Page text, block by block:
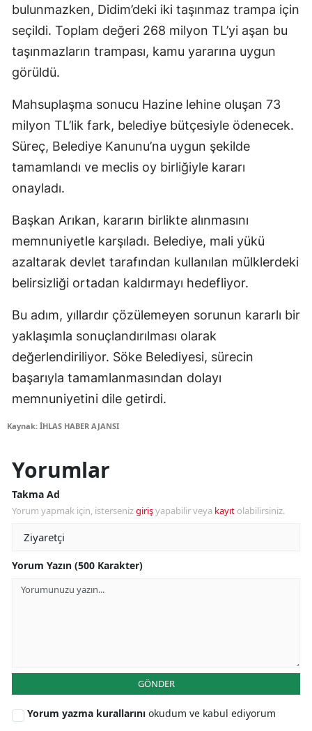
bulunmazken, Didim’deki iki taşınmaz trampa için
seçildi. Toplam değeri 268 milyon TL’yi aşan bu
taşınmazların trampası, kamu yararına uygun
görüldü.
Mahsuplaşma sonucu Hazine lehine oluşan 73
milyon TL’lik fark, belediye bütçesiyle ödenecek.
Süreç, Belediye Kanunu’na uygun şekilde
tamamlandı ve meclis oy birliğiyle kararı
onayladı.
Başkan Arıkan, kararın birlikte alınmasını
memnuniyetle karşıladı. Belediye, mali yükü
azaltarak devlet tarafından kullanılan mülklerdeki
belirsizliği ortadan kaldırmayı hedefliyor.
Bu adım, yıllardır çözülemeyen sorunun kararlı bir
yaklaşımla sonuçlandırılması olarak
değerlendiriliyor. Söke Belediyesi, sürecin
başarıyla tamamlanmasından dolayı
memnuniyetini dile getirdi.
Kaynak: İHLAS HABER AJANSI
Yorumlar
Takma Ad
Yorum yapmak için, istersenizgirişyapabilir veya kayıt olabilirsiniz.
Yorum Yazın (500 Karakter)
GÖNDER
Yorum yazma kurallarını okudum ve kabul ediyorum